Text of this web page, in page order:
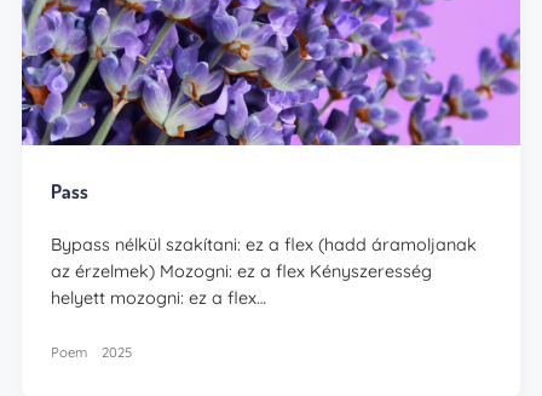
Pass
Bypass nélkül szakítani: ez a flex (hadd áramoljanak
az érzelmek) Mozogni: ez a flex Kényszeresség
helyett mozogni: ez a flex…
Poem 2025